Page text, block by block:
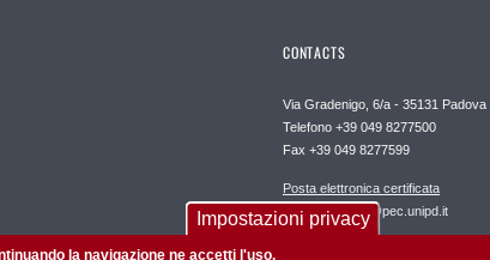
CONTACTS
Via Gradenigo, 6/a - 35131 Padova
Telefono +39 049 8277500
Fax +39 049 8277599
Posta elettronica certificata
dipartimento.dii@pec.unipd.it
Impostazioni privacy
la navigazione ne accetti l'uso.